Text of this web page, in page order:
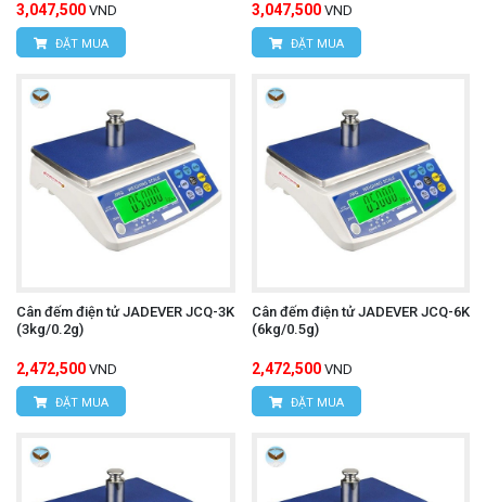
3,047,500 VND
ĐẶT MUA
3,047,500 VND
ĐẶT MUA
Cân đếm điện tử JADEVER JCQ-3K
(3kg/0.2g)
2,472,500 VND
ĐẶT MUA
Cân đếm điện tử JADEVER JCQ-6K
(6kg/0.5g)
2,472,500 VND
ĐẶT MUA